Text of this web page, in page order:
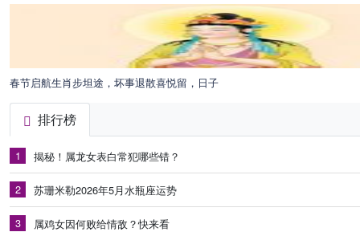
春节启航生肖步坦途，坏事退散喜悦留，日子
排行榜
1 揭秘！属龙女表白常犯哪些错？
2 苏珊米勒2026年5月水瓶座运势
3 属鸡女因何败给情敌？快来看